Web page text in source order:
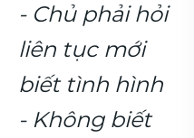
- Chủ phải hỏi
liên tục mới
biết tình hình
- Không biết